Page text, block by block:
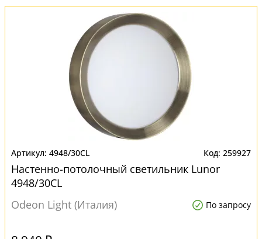
4948/30CL 259927
Настенно-потолочный светильник Lunor
4948/30CL
Odeon Light (Италия)
По запросу